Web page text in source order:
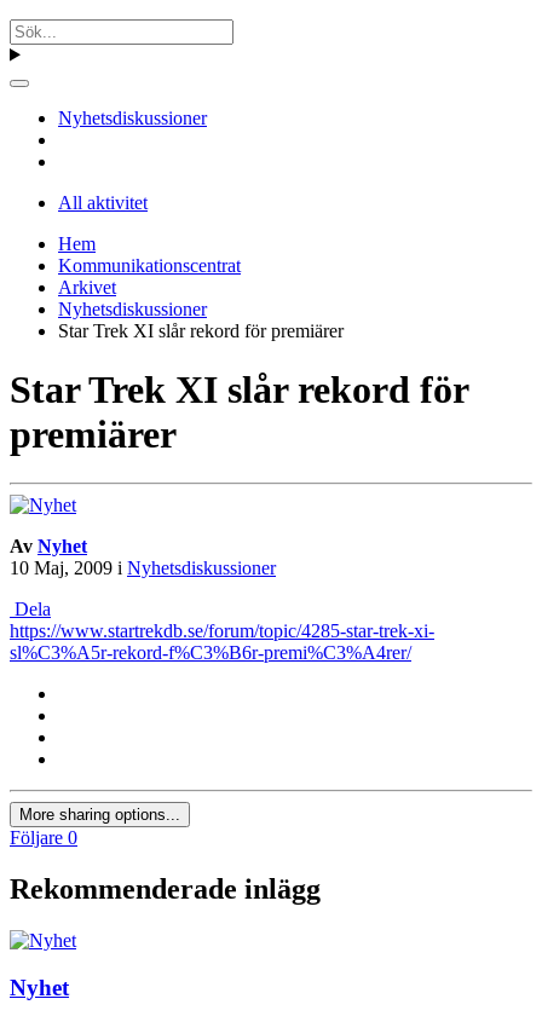
Nyhetsdiskussioner
All aktivitet
Hem
Kommunikationscentrat
Arkivet
Nyhetsdiskussioner
Star Trek XI slår rekord för premiärer
Star Trek XI slår rekord för
premiärer
Av Nyhet
10 Maj, 2009 i Nyhetsdiskussioner
Dela
https://www.startrekdb.se/forum/topic/4285-star-trek-xi-
sl%C3%A5r-rekord-f%C3%B6r-premi%C3%A4rer/
More sharing options...
Följare 0
Rekommenderade inlägg
Nyhet